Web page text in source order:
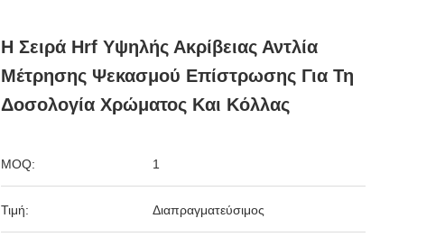
Η Σειρά Hrf Υψηλής Ακρίβειας Αντλία
Μέτρησης Ψεκασμού Επίστρωσης Για Τη
Δοσολογία Χρώματος Και Κόλλας
MOQ: 1
Τιμή: Διαπραγματεύσιμος